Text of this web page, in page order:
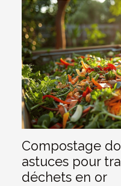
Compostage
astuces pour
déchets en or